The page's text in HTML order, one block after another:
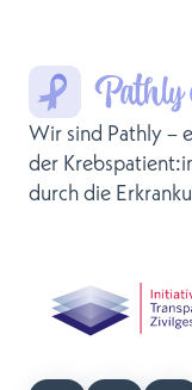
Wir sind Pathly –
der
durch die